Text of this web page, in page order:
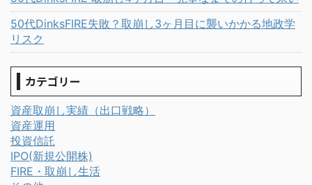
50代DinksFIRE失敗？取崩し3ヶ月目に襲いかかる地政学
リスク
カテゴリー
資産取崩し実績（出口戦略）
資産運用
投資信託
IPO(新規公開株)
FIRE・取崩し生活